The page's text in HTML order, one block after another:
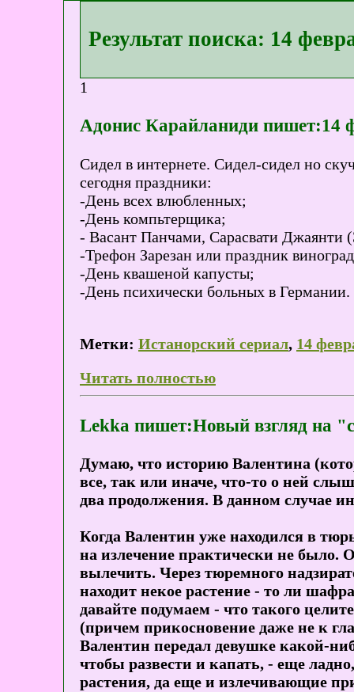
Результат поиска: 14
1
Адонис Карайланиди пишет:14
Сидел в интернете. Сидел-сидел но
сегодня праздники:
-День всех влюбленных;
-День компьтерщика;
- Васант Панчами, Сарасвати Джаянти
-Трефон Зарезан или праздник
-День квашеной капусты;
-День психически больных в Германии.
Метки: Истанорский сериал, 14
Читать полностью
Lekka пишет:Новый взгляд на
Думаю, что историю Валентина
все, так или иначе, что-то о ней
два продолжения. В данном случае
Когда Валентин уже находился в
на излечение практически не было.
вылечить. Через тюремного
находит некое растение - то ли
давайте подумаем - что такого
(причем прикосновение даже не к
Валентин передал девушке какой-
чтобы развести и капать, - еще
растения, да еще и излечивающие